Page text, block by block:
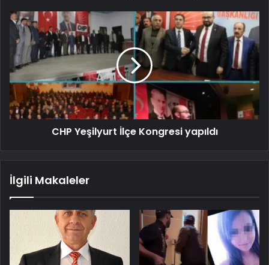
CHP Yeşilyurt İlçe Kongresi yapıldı
İlgili Makaleler